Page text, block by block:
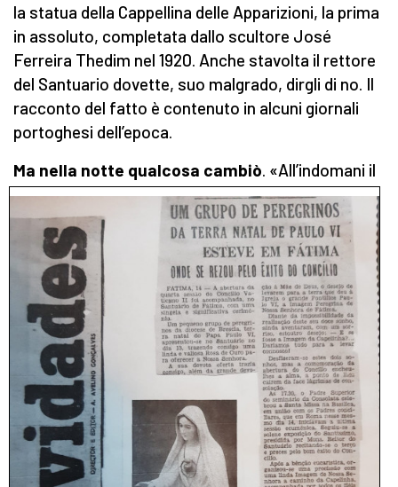
la statua della Cappellina delle Apparizioni, la prima
in assoluto, completata dallo scultore José
Ferreira Thedim nel 1920. Anche stavolta il rettore
del Santuario dovette, suo malgrado, dirgli di no. Il
racconto del fatto è contenuto in alcuni giornali
portoghesi dell’epoca.
Ma nella notte qualcosa cambiò. «All’indomani il